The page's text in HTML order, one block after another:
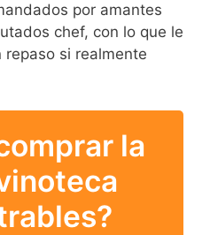
por amantes
chef, con lo que le
si realmente
la